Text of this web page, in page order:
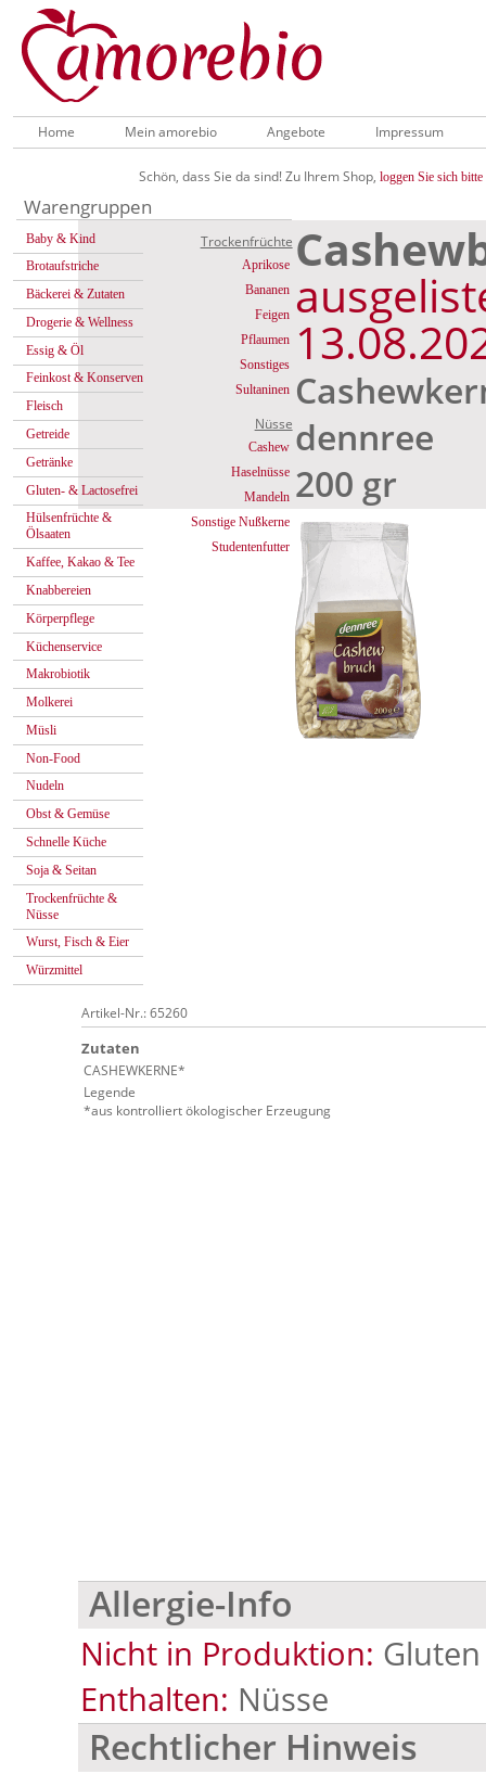
Home Mein amorebio Angebote Impressum
Schön, dass Sie da sind! Zu Ihrem Shop, loggen Sie sich bitte
Warengruppen
Baby & Kind
Brotaufstriche
Bäckerei & Zutaten
Drogerie & Wellness
Essig & Öl
Feinkost & Konserven
Fleisch
Getreide
Getränke
Gluten- & Lactosefrei
Hülsenfrüchte &
Ölsaaten
Kaffee, Kakao & Tee
Knabbereien
Körperpflege
Küchenservice
Makrobiotik
Molkerei
Müsli
Non-Food
Nudeln
Obst & Gemüse
Schnelle Küche
Soja & Seitan
Trockenfrüchte &
Nüsse
Wurst, Fisch & Eier
Würzmittel
Trockenfrüchte
Aprikose
Bananen
Feigen
Pflaumen
Sonstiges
Sultaninen
Nüsse
Cashew
Haselnüsse
Mandeln
Sonstige Nußkerne
Studentenfutter
dennree
200 gr
Artikel-Nr.: 65260
Zutaten
CASHEWKERNE*
Legende
*aus kontrolliert ökologischer Erzeugung
Allergie-Info
Nicht in Produktion: Gluten
Enthalten: Nüsse
Rechtlicher Hinweis